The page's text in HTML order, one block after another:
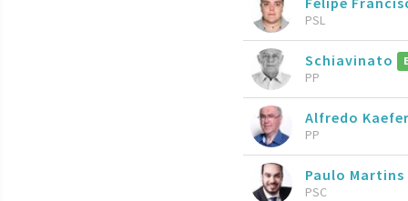
PSL
Schiavinato
PP
Alfredo Kaefer
PP
Paulo Martins
PSC